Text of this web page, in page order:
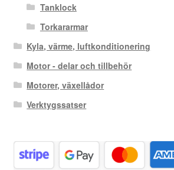
Tanklock
Torkararmar
Kyla, värme, luftkonditionering
Motor - delar och tillbehör
Motorer, växellådor
Verktygssatser